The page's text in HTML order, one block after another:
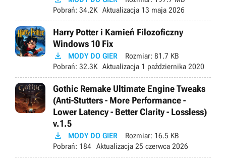
Pobrań: 34.2K Aktualizacja 13 maja 2026
Harry Potter i Kamień Filozoficzny
Windows 10 Fix
 MODY DO GIER Rozmiar: 81.7 KB
Pobrań: 32.3K Aktualizacja 1 października 2020
Gothic Remake Ultimate Engine Tweaks
(Anti-Stutters - More Performance -
Lower Latency - Better Clarity - Lossless)
v.1.5
 MODY DO GIER Rozmiar: 16.5 KB
Pobrań: 184 Aktualizacja 25 czerwca 2026